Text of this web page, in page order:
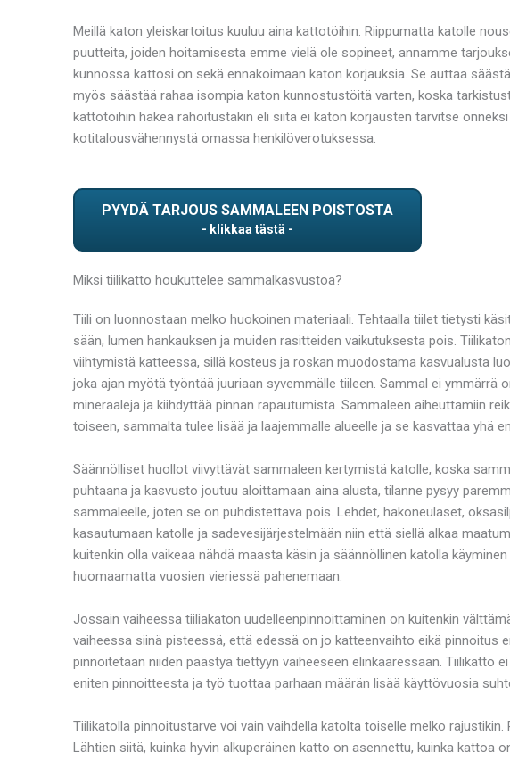
Meillä katon yleiskartoitus kuuluu aina kattotöihin. Riippumatta katolle
puutteita, joiden hoitamisesta emme vielä ole sopineet, annamme
kunnossa kattosi on sekä ennakoimaan katon korjauksia. Se auttaa
myös säästää rahaa isompia katon kunnostustöitä varten, koska
kattotöihin hakea rahoitustakin eli siitä ei katon korjausten tarvitse
kotitalousvähennystä omassa henkilöverotuksessa.
PYYDÄ TARJOUS SAMMALEEN POISTOSTA
Miksi tiilikatto houkuttelee sammalkasvustoa?
Tiili on luonnostaan melko huokoinen materiaali. Tehtaalla tiilet tietysti
sään, lumen hankauksen ja muiden rasitteiden vaikutuksesta pois.
viihtymistä katteessa, sillä kosteus ja roskan muodostama kasvualusta
joka ajan myötä työntää juuriaan syvemmälle tiileen. Sammal ei
mineraaleja ja kiihdyttää pinnan rapautumista. Sammaleen aiheuttamiin
toiseen, sammalta tulee lisää ja laajemmalle alueelle ja se kasvattaa yhä
Säännölliset huollot viivyttävät sammaleen kertymistä katolle, koska
puhtaana ja kasvusto joutuu aloittamaan aina alusta, tilanne pysyy
sammaleelle, joten se on puhdistettava pois. Lehdet, hakoneulaset,
kasautumaan katolle ja sadevesijärjestelmään niin että siellä alkaa
kuitenkin olla vaikeaa nähdä maasta käsin ja säännöllinen katolla
huomaamatta vuosien vieriessä pahenemaan.
Jossain vaiheessa tiiliakaton uudelleenpinnoittaminen on kuitenkin
vaiheessa siinä pisteessä, että edessä on jo katteenvaihto eikä pinnoitus
pinnoitetaan niiden päästyä tiettyyn vaiheeseen elinkaaressaan. Tiilikatto
eniten pinnoitteesta ja työ tuottaa parhaan määrän lisää käyttövuosia
Tiilikatolla pinnoitustarve voi vain vaihdella katolta toiselle melko
Lähtien siitä, kuinka hyvin alkuperäinen katto on asennettu, kuinka kattoa